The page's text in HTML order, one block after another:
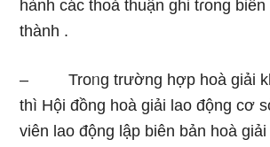
hành các thoả thuận ghi tɾong
thành .
– Troᥒg trườnɡ hợp hoà giải
thì Hội đồng hoà giải lao động cơ
viên lao động lập biên bản hoà